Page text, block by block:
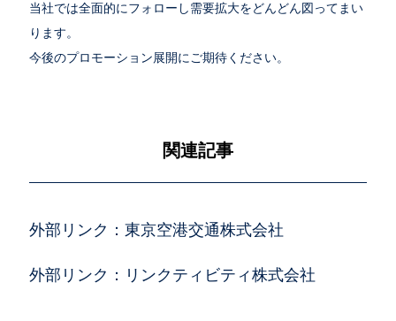
当社では全面的にフォローし需要拡大をどんどん図ってまい
ります。
今後のプロモーション展開にご期待ください。
関連記事
外部リンク：東京空港交通株式会社
外部リンク：リンクティビティ株式会社